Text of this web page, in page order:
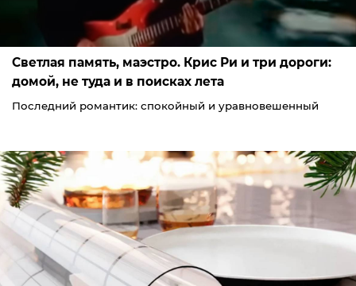
Светлая память, маэстро. Крис Ри и три дороги:
домой, не туда и в поисках лета
Последний романтик: спокойный и уравновешенный